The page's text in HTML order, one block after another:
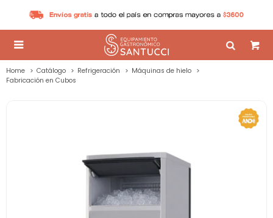

Home Catálogo Refrigeración
Máquinas de hielo
Fabricación en Cubos